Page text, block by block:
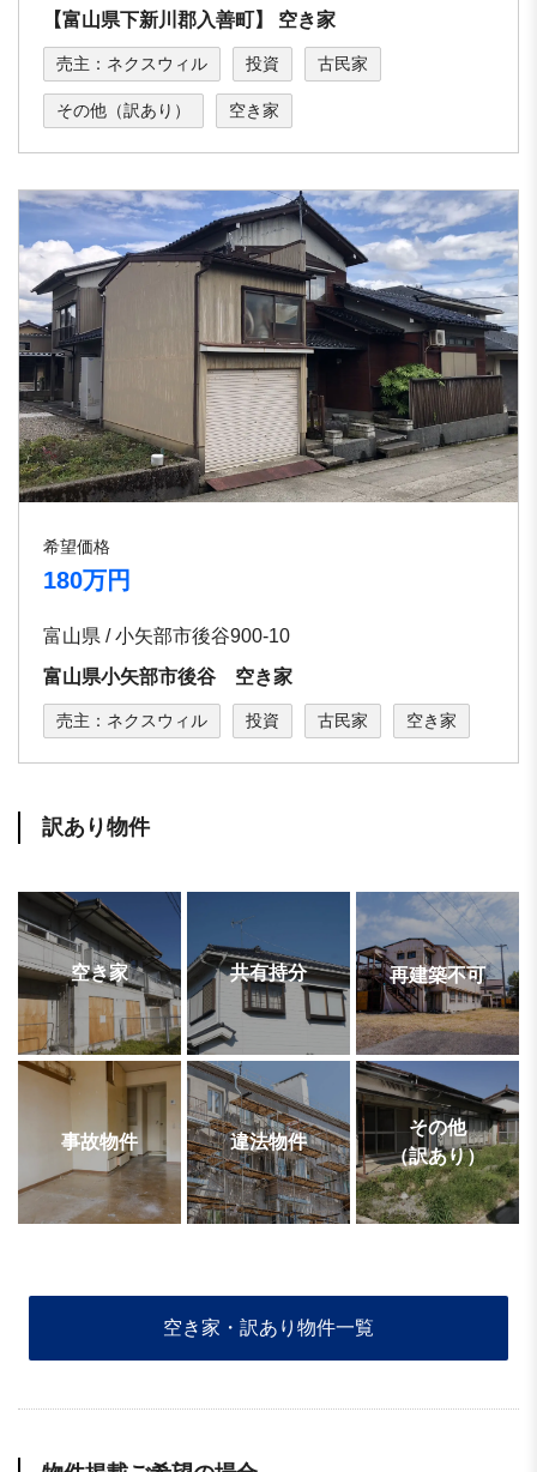
【富⼭県下新川郡⼊善町】 空き家
売主：ネクスウィル 投資 古民家
その他（訳あり） 空き家
希望価格
180万円
富山県 / 小矢部市後谷900-10
富山県小矢部市後谷 空き家
売主：ネクスウィル 投資 古民家 空き家
訳あり物件
空き家 共有持分 再建築不可
事故物件 違法物件
その他
（訳あり）
空き家・訳あり物件一覧